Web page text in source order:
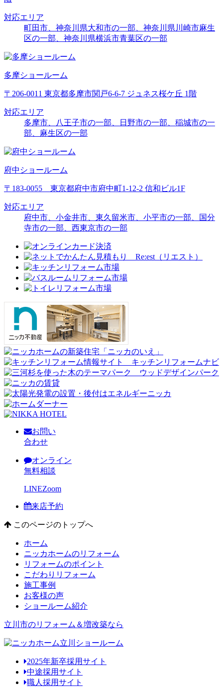
対応エリア
町田市、神奈川県大和市の一部、神奈川県川崎市麻生
区の一部、神奈川県横浜市青葉区の一部
多摩ショールーム
〒206-0011 東京都多摩市関戸6-6-7 ジュネス桜ケ丘 1階
対応エリア
多摩市、八王子市の一部、日野市の一部、稲城市の一
部、麻生区の一部
府中ショールーム
〒183-0055 東京都府中市府中町1-12-2 信和ビル1F
対応エリア
府中市、小金井市、東久留米市、 小平市の一部
国分
寺市の一部
西東京市の一部
お問い
合わせ
オンライン
無料相談
LINEZoom
来店予約
このページのトップへ
ホーム
ニッカホームのリフォーム
リフォームのポイント
こだわりリフォーム
施工事例
お客様の声
ショールーム紹介
立川市のリフォーム＆増改築なら
2025年新卒採用サイト
中途採用サイト
職人採用サイト